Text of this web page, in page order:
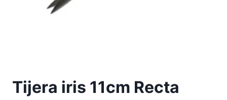
Tijera iris 11cm Recta